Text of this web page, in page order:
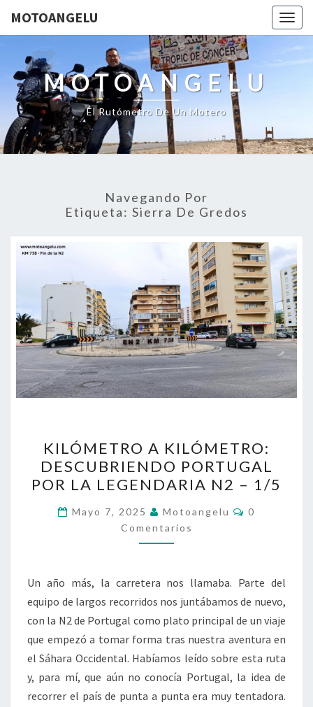
MOTOANGELU
MOTOANGELU
El Rutómetro De Un Motero
Navegando Por
Etiqueta: Sierra De Gredos
A
KILÓMETRO:
DESCUBRIENDO
PORTUGAL
POR
LA
N2
–
1/5
KILÓMETRO A KILÓMETRO:
DESCUBRIENDO PORTUGAL
POR LA LEGENDARIA N2 – 1/5
Mayo 7, 2025 Motoangelu
0
Comentarios
Un año más, la carretera nos llamaba. Parte del
equipo de largos recorridos nos juntábamos de nuevo,
con la N2 de Portugal como plato principal de un viaje
que empezó a tomar forma tras nuestra aventura en
el Sáhara Occidental. Habíamos leído sobre esta ruta
y, para mí, que aún no conocía Portugal, la idea de
recorrer el país de punta a punta era muy tentadora.